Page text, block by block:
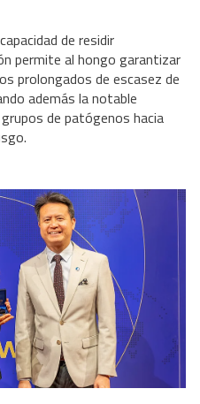
de residir
permite al hongo garantizar
prolongados de escasez de
además la notable
de patógenos hacia